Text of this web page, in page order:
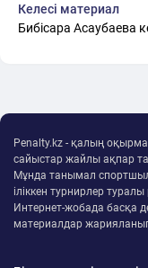
Келесі материал
Бибісара
Penalty.kz - қалың
сайыстар жайлы ақпар
Мұнда танымал
іліккен турнирлер
Интернет-жобада басқа
материалдар